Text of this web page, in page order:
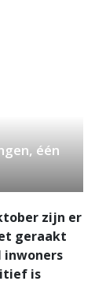
één
zijn er
geraakt
is